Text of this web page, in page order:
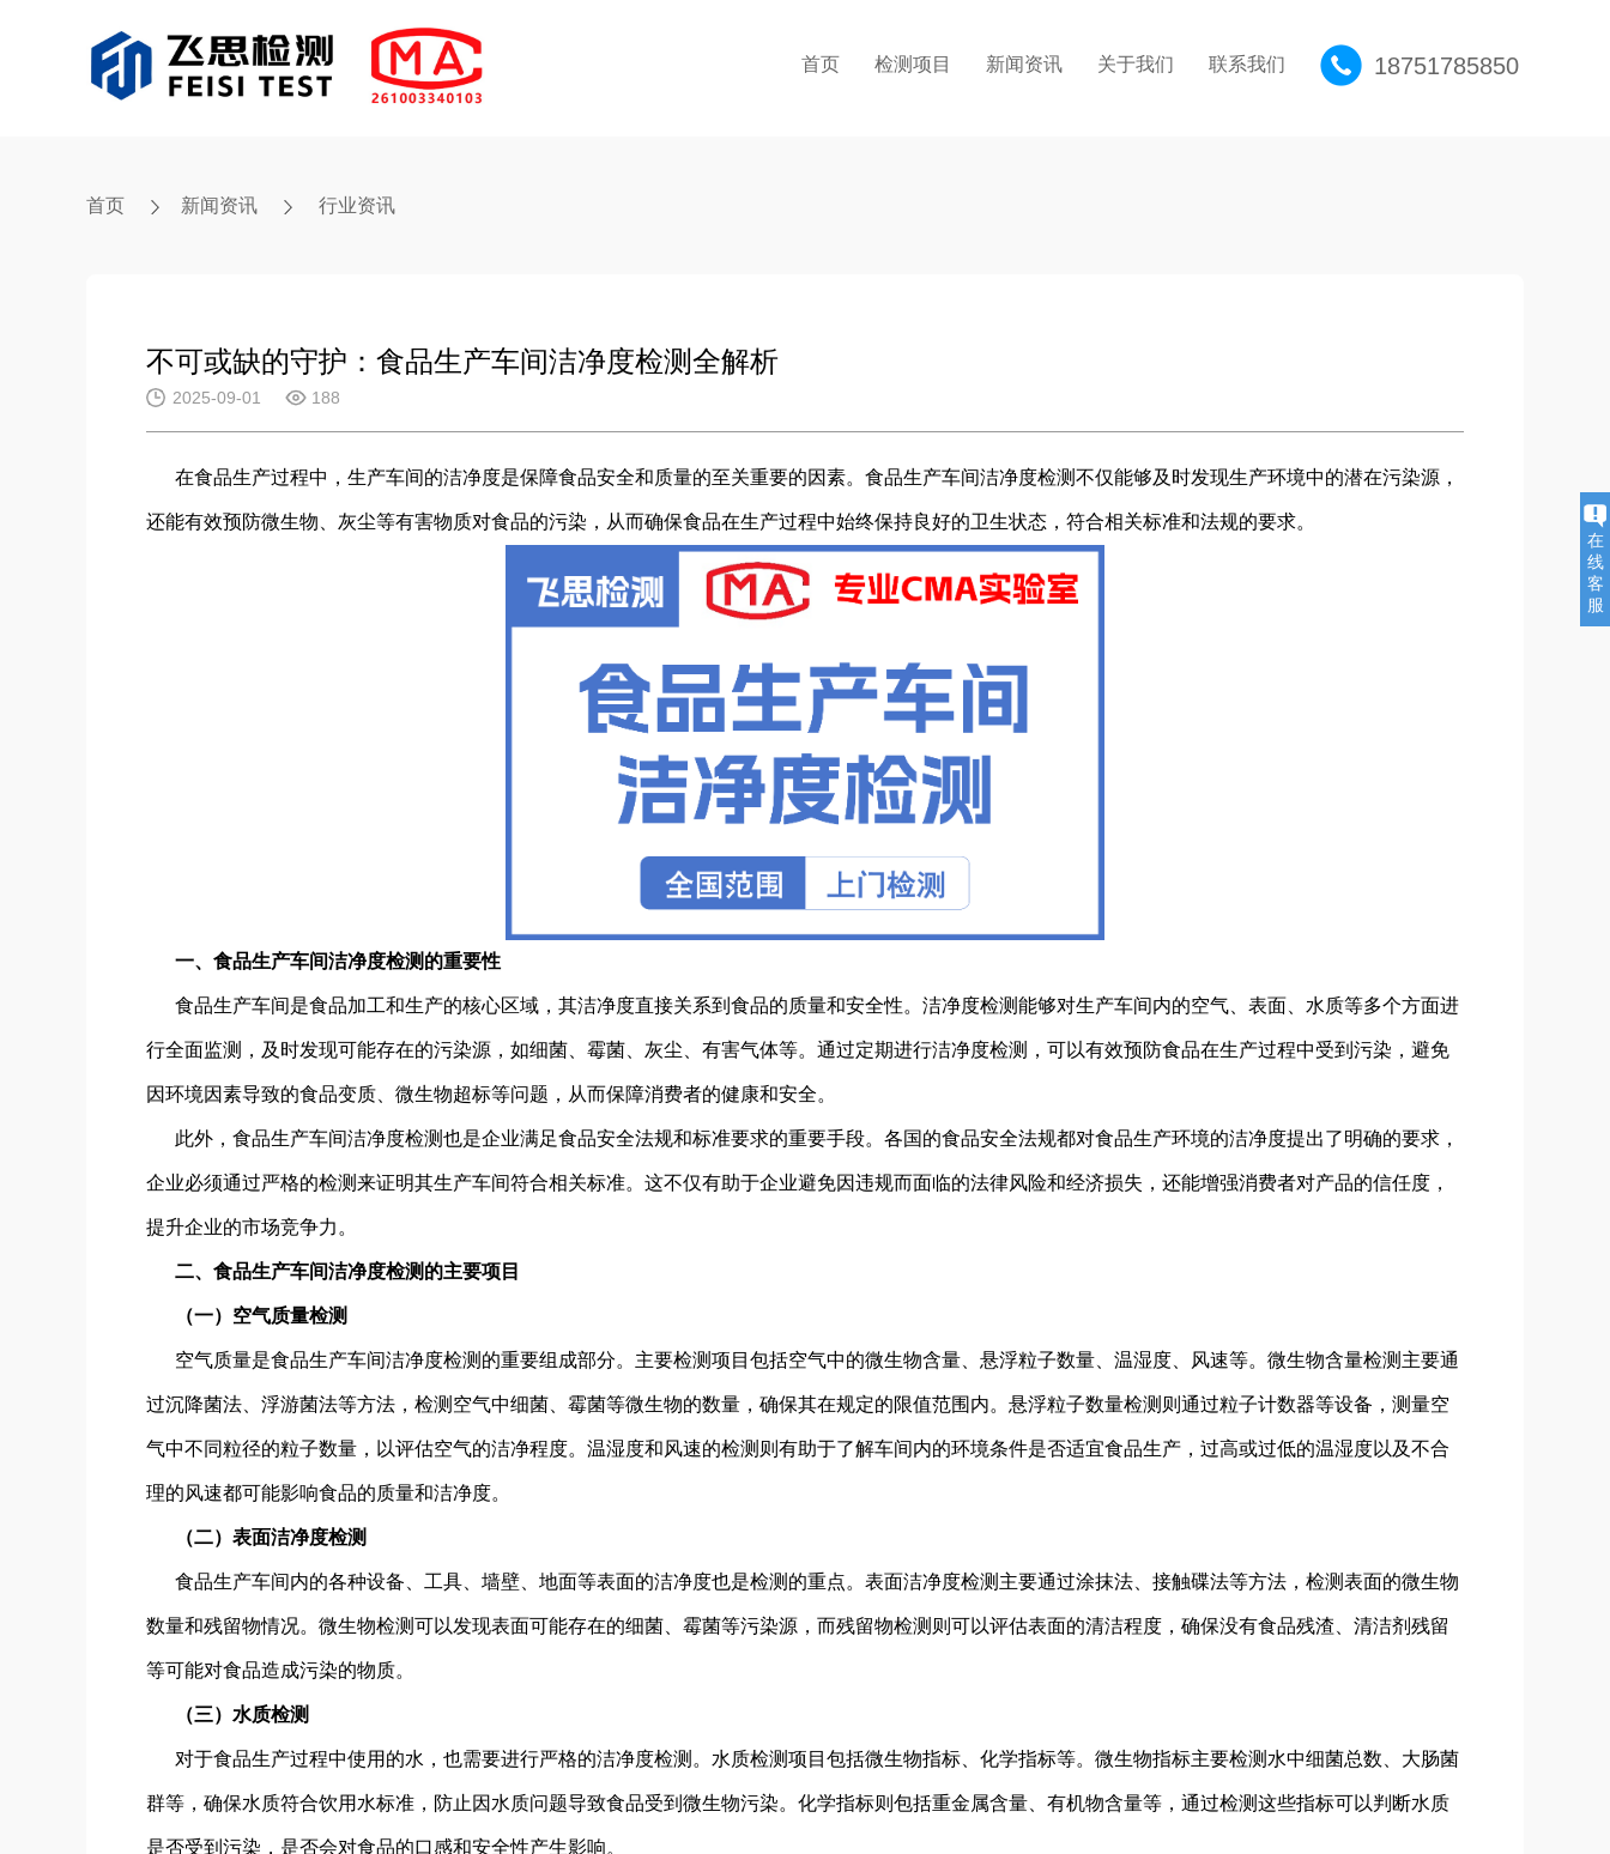
18751785850
首页 检测项目 新闻资讯 关于我们 联系我们
首页 新闻资讯 行业资讯
不可或缺的守护：食品生产车间洁净度检测全解析
2025-09-01 188
在食品生产过程中，生产车间的洁净度是保障食品安全和质量的至关重要的因素。食品生产车间洁净度检测不仅能够及时发现生产环境中的潜在污染源，
还能有效预防微生物、灰尘等有害物质对食品的污染，从而确保食品在生产过程中始终保持良好的卫生状态，符合相关标准和法规的要求。
一、食品生产车间洁净度检测的重要性
食品生产车间是食品加工和生产的核心区域，其洁净度直接关系到食品的质量和安全性。洁净度检测能够对生产车间内的空气、表面、水质等多个方面进
行全面监测，及时发现可能存在的污染源，如细菌、霉菌、灰尘、有害气体等。通过定期进行洁净度检测，可以有效预防食品在生产过程中受到污染，避免
因环境因素导致的食品变质、微生物超标等问题，从而保障消费者的健康和安全。
此外，食品生产车间洁净度检测也是企业满足食品安全法规和标准要求的重要手段。各国的食品安全法规都对食品生产环境的洁净度提出了明确的要求，
企业必须通过严格的检测来证明其生产车间符合相关标准。这不仅有助于企业避免因违规而面临的法律风险和经济损失，还能增强消费者对产品的信任度，
提升企业的市场竞争力。
二、食品生产车间洁净度检测的主要项目
（一）空气质量检测
空气质量是食品生产车间洁净度检测的重要组成部分。主要检测项目包括空气中的微生物含量、悬浮粒子数量、温湿度、风速等。微生物含量检测主要通
过沉降菌法、浮游菌法等方法，检测空气中细菌、霉菌等微生物的数量，确保其在规定的限值范围内。悬浮粒子数量检测则通过粒子计数器等设备，测量空
气中不同粒径的粒子数量，以评估空气的洁净程度。温湿度和风速的检测则有助于了解车间内的环境条件是否适宜食品生产，过高或过低的温湿度以及不合
理的风速都可能影响食品的质量和洁净度。
（二）表面洁净度检测
食品生产车间内的各种设备、工具、墙壁、地面等表面的洁净度也是检测的重点。表面洁净度检测主要通过涂抹法、接触碟法等方法，检测表面的微生物
数量和残留物情况。微生物检测可以发现表面可能存在的细菌、霉菌等污染源，而残留物检测则可以评估表面的清洁程度，确保没有食品残渣、清洁剂残留
等可能对食品造成污染的物质。
（三）水质检测
对于食品生产过程中使用的水，也需要进行严格的洁净度检测。水质检测项目包括微生物指标、化学指标等。微生物指标主要检测水中细菌总数、大肠菌
群等，确保水质符合饮用水标准，防止因水质问题导致食品受到微生物污染。化学指标则包括重金属含量、有机物含量等，通过检测这些指标可以判断水质
是否受到污染，是否会对食品的口感和安全性产生影响。
在
线
客
服